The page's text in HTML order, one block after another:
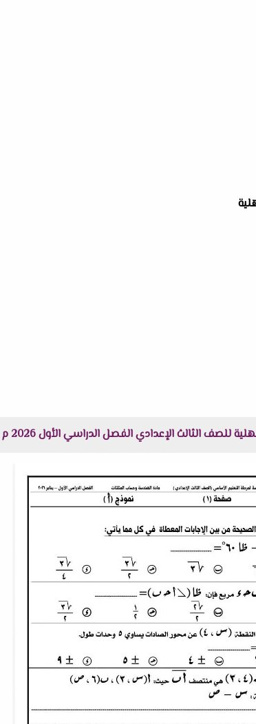
الإعدادي الفصل الدراسي الأول 2026 م هنا عبر موقعنا "